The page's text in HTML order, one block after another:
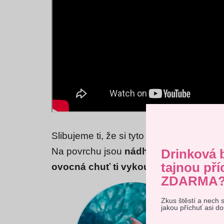
Tento
Slibujeme ti, že si tyto exkluzivní
Na povrchu jsou nádherně křupavé,
ovocná chuť ti vykouzlí úsměv na
Drinková
tajnou
Zkus štěstí a nech
jakou příchuť asi